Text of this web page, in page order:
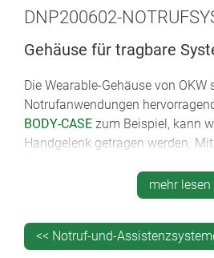
DNP200602-
Gehäuse für tragbare
Die Wearable-Gehäuse von
Notrufanwendungen
BODY-CASE zum Beispiel, kann
Handgelenk getragen werden.
Möglichkeiten: das Tragen um
Band, das Tragen am Körper
Ansteckclip oder einfach nur lose
Gehäusereihe kann in 2
mehr lesen
<< Notruf-und-